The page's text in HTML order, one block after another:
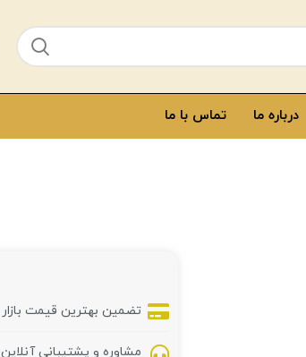
درباره ما تماس با ما
تضمین بهترین قیمت بازار
مشاوره و پشتیبانی آنلاین